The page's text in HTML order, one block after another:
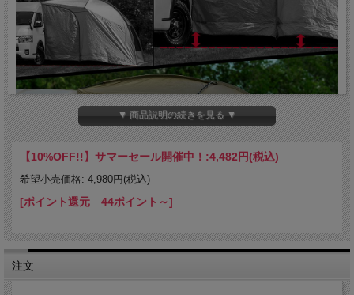
▼ 商品説明の続きを見る ▼
【10%OFF!!】サマーセール開催中！:4,482円(税込)
希望小売価格: 4,980円(税込)
[ポイント還元 44ポイント～]
注文